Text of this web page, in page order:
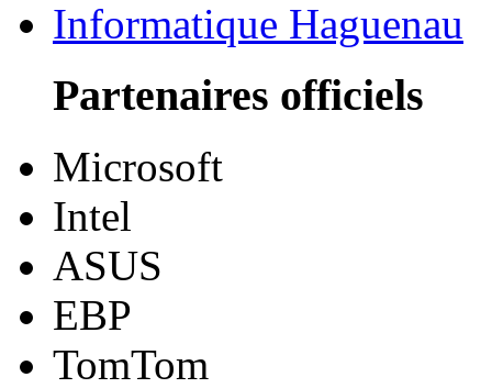
Informatique Haguenau
Partenaires officiels
Microsoft
Intel
ASUS
EBP
TomTom